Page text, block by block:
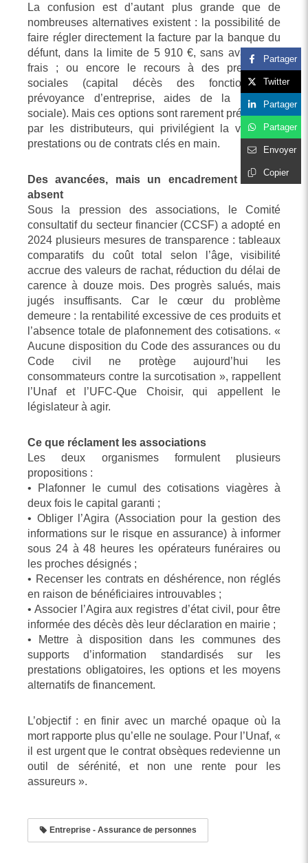
La confusion est d’autant plus grande que de
nombreuses alternatives existent : la possibilité de
faire régler directement la facture par la banque du
défunt, dans la limite de 5 910 €, sans avance de
frais ; ou encore le recours à des prestations
sociales (capital décès des fonctionnaires,
prévoyance d’entreprise, aides de la Sécurité
sociale). Mais ces options sont rarement présentées
par les distributeurs, qui privilégient la vente de
prestations ou de contrats clés en main.
Des avancées, mais un encadrement encore
absent
Sous la pression des associations, le Comité
consultatif du secteur financier (CCSF) a adopté en
2024 plusieurs mesures de transparence : tableaux
comparatifs du coût total selon l’âge, visibilité
accrue des valeurs de rachat, réduction du délai de
carence à douze mois. Des progrès salués, mais
jugés insuffisants. Car le cœur du problème
demeure : la rentabilité excessive de ces produits et
l’absence totale de plafonnement des cotisations. «
Aucune disposition du Code des assurances ou du
Code civil ne protège aujourd’hui les
consommateurs contre la surcotisation », rappellent
l’Unaf et l’UFC-Que Choisir, qui appellent le
législateur à agir.
Ce que réclament les associations
Les deux organismes formulent plusieurs
propositions :
• Plafonner le cumul des cotisations viagères à
deux fois le capital garanti ;
• Obliger l’Agira (Association pour la gestion des
informations sur le risque en assurance) à informer
sous 24 à 48 heures les opérateurs funéraires ou
les proches désignés ;
• Recenser les contrats en déshérence, non réglés
en raison de bénéficiaires introuvables ;
• Associer l’Agira aux registres d’état civil, pour être
informée des décès dès leur déclaration en mairie ;
• Mettre à disposition dans les communes des
supports d’information standardisés sur les
prestations obligatoires, les options et les moyens
alternatifs de financement.
L’objectif : en finir avec un marché opaque où la
mort rapporte plus qu’elle ne soulage. Pour l’Unaf, «
il est urgent que le contrat obsèques redevienne un
outil de sérénité, et non une rente pour les
assureurs ».
Entreprise - Assurance de personnes
Partager
Twitter
Partager
Partager
Envoyer
Copier